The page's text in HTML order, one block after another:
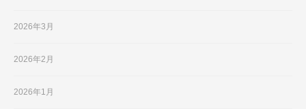
2026年3月
2026年2月
2026年1月